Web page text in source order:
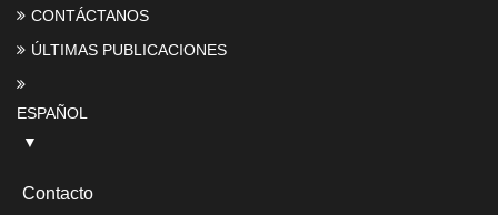
CONTÁCTANOS
ÚLTIMAS PUBLICACIONES
ESPAÑOL
Contacto